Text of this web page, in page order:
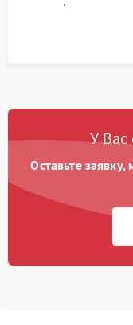
автофокуса и
диафрагмы на
У Вас
Оставьте